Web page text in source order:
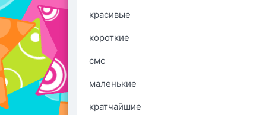
красивые
короткие
смс
маленькие
кратчайшие